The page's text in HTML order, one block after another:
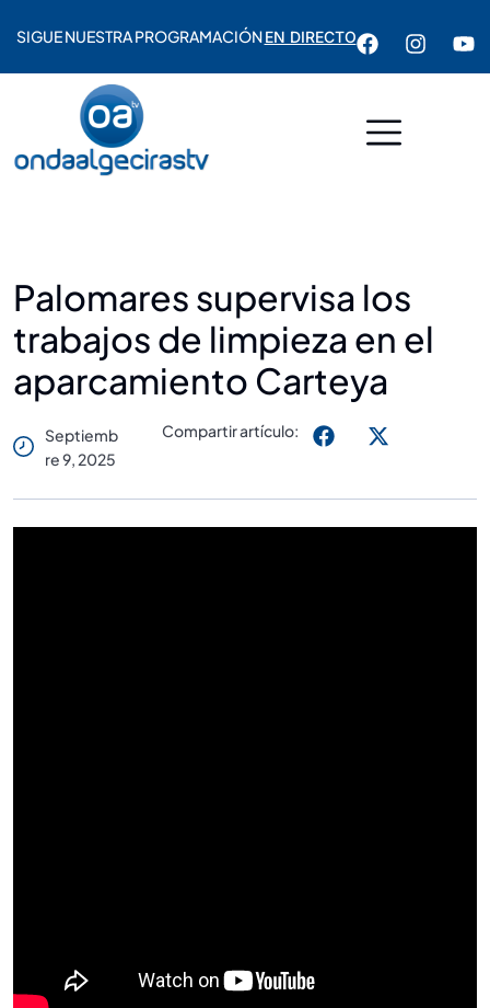
SIGUE NUESTRA PROGRAMACIÓNEN DIRECTO
Palomares supervisa los
trabajos de limpieza en el
aparcamiento Carteya
Septiemb
Re 9, 2025
Compartir artículo: